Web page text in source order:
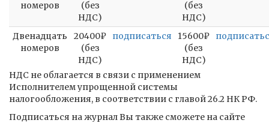
номеров
(без
НДС)
(без
НДС)
Двенадцать
номеров
20400₽
(без
НДС)
подписаться
15600₽
(без
НДС)
НДС не облагается в связи с применением
Исполнителем упрощенной системы
налогообложения, в соответствии с главой 26.2 НК РФ.
Подписаться на журнал Вы также сможете на сайте